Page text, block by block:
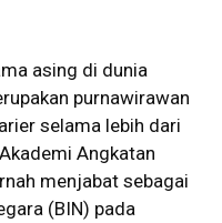
asing di dunia
purnawirawan
selama lebih dari
Angkatan
menjabat sebagai
(BIN) pada